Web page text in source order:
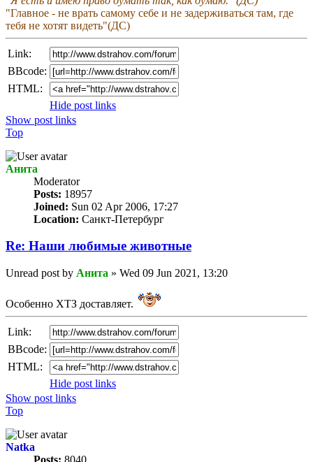
"Главное - не врать самому себе и не задерживаться там, где
тебя не хотят видеть"(ДС)
Link:
BBcode:
HTML:
Hide post links
Show post links
Top
Анита
Мoderator
Posts: 18957
Joined: Sun 02 Apr 2006, 17:27
Location: Санкт-Петербург
Re: Наши любимые животные
Unread post by Анита » Wed 09 Jun 2021, 13:20
Особенно ХТЗ доставляет.
Link:
BBcode:
HTML:
Hide post links
Show post links
Top
Natka